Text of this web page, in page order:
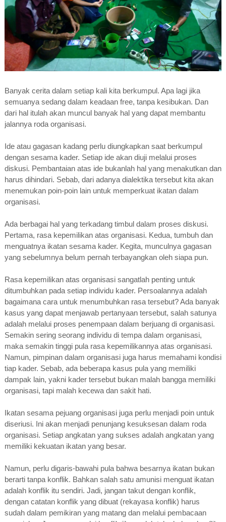
Banyak cerita dalam setiap kali kita berkumpul. Apa lagi jika
semuanya sedang dalam keadaan free, tanpa kesibukan. Dan
dari hal itulah akan muncul banyak hal yang dapat membantu
jalannya roda organisasi.
Ide atau gagasan kadang perlu diungkapkan saat berkumpul
dengan sesama kader. Setiap ide akan diuji melalui proses
diskusi. Pembantaian atas ide bukanlah hal yang menakutkan dan
harus dihindari. Sebab, dari adanya dialektika tersebut kita akan
menemukan poin-poin lain untuk memperkuat ikatan dalam
organisasi.
Ada berbagai hal yang terkadang timbul dalam proses diskusi.
Pertama, rasa kepemilikan atas organisasi. Kedua, tumbuh dan
menguatnya ikatan sesama kader. Kegita, munculnya gagasan
yang sebelumnya belum pernah terbayangkan oleh siapa pun.
Rasa kepemilikan atas organisasi sangatlah penting untuk
ditumbuhkan pada setiap individu kader. Persoalannya adalah
bagaimana cara untuk menumbuhkan rasa tersebut? Ada banyak
kasus yang dapat menjawab pertanyaan tersebut, salah satunya
adalah melalui proses penempaan dalam berjuang di organisasi.
Semakin sering seorang individu di tempa dalam organisasi,
maka semakin tinggi pula rasa kepemilikannya atas organisasi.
Namun, pimpinan dalam organisasi juga harus memahami kondisi
tiap kader. Sebab, ada beberapa kasus pula yang memiliki
dampak lain, yakni kader tersebut bukan malah bangga memiliki
organisasi, tapi malah kecewa dan sakit hati.
Ikatan sesama pejuang organisasi juga perlu menjadi poin untuk
diseriusi. Ini akan menjadi penunjang kesuksesan dalam roda
organisasi. Setiap angkatan yang sukses adalah angkatan yang
memiliki kekuatan ikatan yang besar.
Namun, perlu digaris-bawahi pula bahwa besarnya ikatan bukan
berarti tanpa konflik. Bahkan salah satu amunisi menguat ikatan
adalah konflik itu sendiri. Jadi, jangan takut dengan konflik,
dengan catatan konflik yang dibuat (rekayasa konflik) harus
sudah dalam pemikiran yang matang dan melalui pembacaan